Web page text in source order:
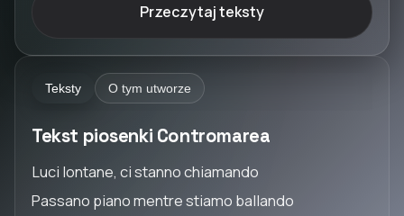
Przeczytaj teksty
Teksty O tym utworze
Tekst piosenki Contromarea
Luci lontane, ci stanno chiamando
Passano piano mentre stiamo ballando